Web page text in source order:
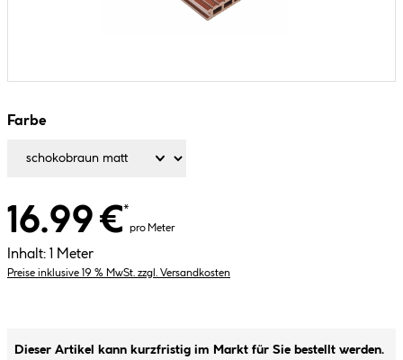
Farbe
16.99 €*
pro Meter
Inhalt: 1 Meter
Preise inklusive 19 % MwSt. zzgl. Versandkosten
Dieser Artikel kann kurzfristig im Markt für Sie bestellt werden.